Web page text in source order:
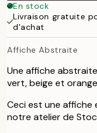
50x70 cm
70x100 cm
100x150 cm
En stock
Livraison gratuite
d'achat
Affiche Abstraite
Une affiche
vert, beige et
Ceci est une affiche
notre atelier de